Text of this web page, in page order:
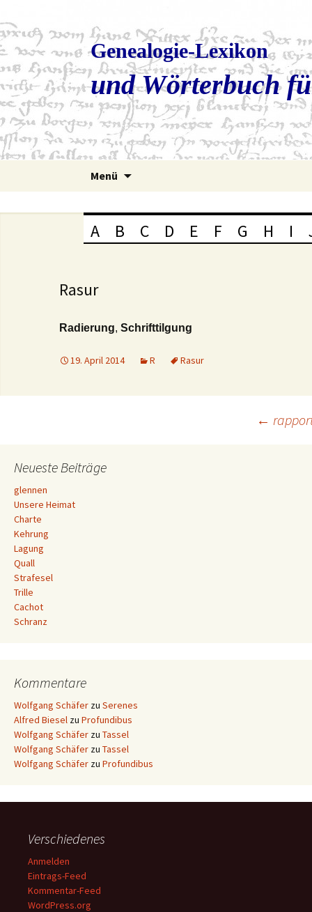
Genealogie-Lexikon
und Wörterbuch
Menü
A B C D E F G H I
Rasur
Radierung, Schrifttilgung
19. April 2014 R Rasur
Navigation
←
Neueste Beiträge
glennen
Unsere Heimat
Charte
Kehrung
Lagung
Quall
Strafesel
Trille
Cachot
Schranz
Kommentare
Wolfgang Schäfer zu Serenes
Alfred Biesel zu Profundibus
Wolfgang Schäfer zu Tassel
Wolfgang Schäfer zu Tassel
Wolfgang Schäfer zu Profundibus
Verschiedenes
Anmelden
Eintrags-Feed
Kommentar-Feed
WordPress.org